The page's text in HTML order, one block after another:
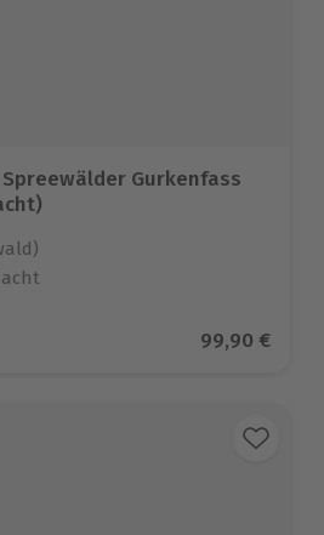
Gurkenfass
auf 6 BewertungenAktueller
99,90 €